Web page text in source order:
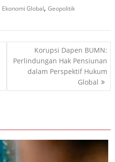
Ekonomi Global,Geopolitik
Korupsi Dapen BUMN:
Perlindungan Hak Pensiunan
dalam Perspektif Hukum
Global